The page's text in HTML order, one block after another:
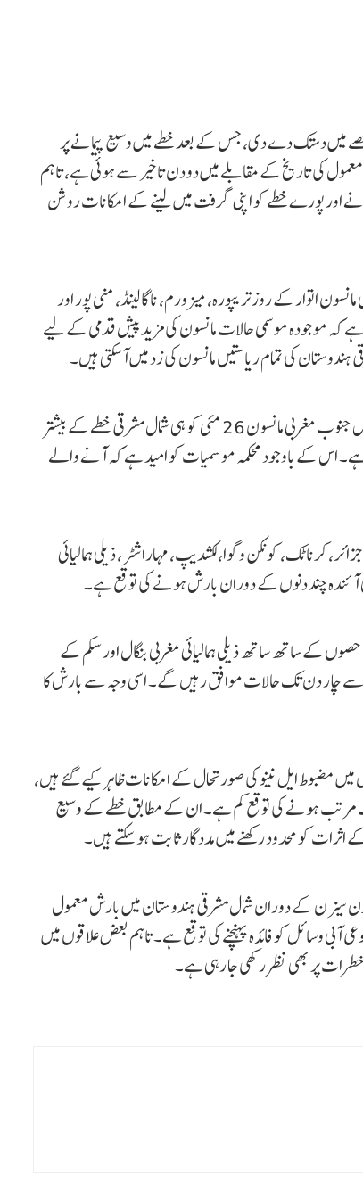
میں دستک دے دی، جس کے بعد خطے میں وسیع پیمانے پر
کی تاریخ کے مقابلے میں دو دن تاخیر سے ہوئی ہے، تاہم
اور پورے خطے کو اپنی گرفت میں لینے کے امکانات روشن
اتوار کے روز تریپورہ، میزورم، ناگالینڈ، منی پور اور
کہ موجودہ موسمی حالات مانسون کی مزید پیش قدمی کے لیے
کی تمام ریاستیں مانسون کی زد میں آ سکتی ہیں۔
اگر تلہ میں محکمہ موسمیات کے ایک عہدیدار نے بتایا کہ گزشتہ برس جنوب مغربی مانسون 26 مئی کو ہی شمال مشرقی خطے کے بیشتر
ہے۔ اس کے باوجود محکمہ موسمیات کو امید ہے کہ آنے والے
کرناٹک، کونکن و گوا، لکشدیپ، مہاراشٹر، ذیلی ہمالیائی
آئندہ چند دنوں کے دوران بارش ہونے کی توقع ہے۔
کے ساتھ ساتھ ذیلی ہمالیائی مغربی بنگال اور سکم کے
چار دن تک حالات موافق رہیں گے۔ اسی وجہ سے بارش کا
مضبوط ایل نینو کی صورتحال کے امکانات ظاہر کیے گئے ہیں،
مرتب ہونے کی توقع کم ہے۔ ان کے مطابق خطے کے وسیع
اثرات کو محدود رکھنے میں مددگار ثابت ہو سکتے ہیں۔
سیزن کے دوران شمال مشرقی ہندوستان میں بارش معمول
وسائل کو فائدہ پہنچنے کی توقع ہے۔ تاہم بعض علاقوں میں
پر بھی نظر رکھی جا رہی ہے۔